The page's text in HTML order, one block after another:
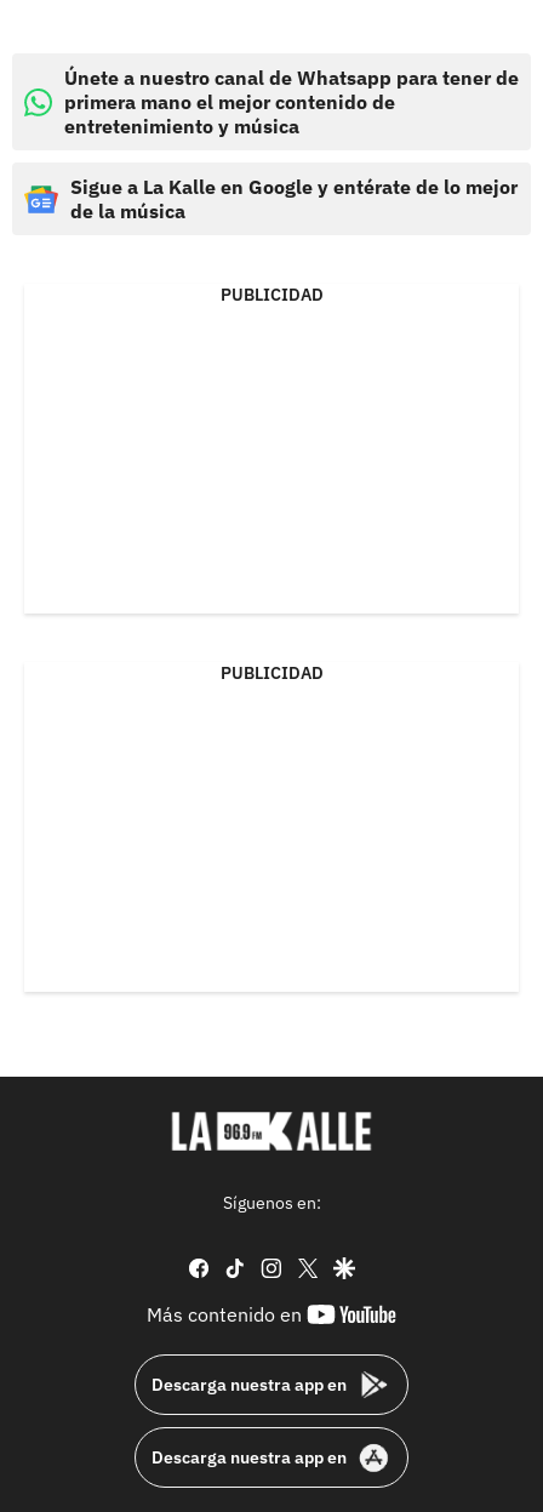
Únete a nuestro canal de Whatsapp para tener de
primera mano el mejor contenido de
entretenimiento y música
Sigue a La Kalle en Google y entérate de lo mejor
de la música
PUBLICIDAD
PUBLICIDAD
Síguenos en:
facebook
tiktok instagram
twittergoogle
Más contenido en
youtube-
Descarga nuestra app en
Descarga nuestra app en